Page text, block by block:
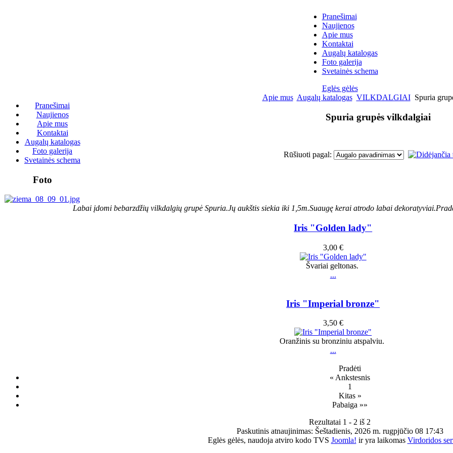
Pranešimai
Naujienos
Apie mus
Kontaktai
Augalų katalogas
Foto galerija
Svetainės schema
Eglės gėlės
Pranešimai
Naujienos
Apie mus
Kontaktai
Augalų katalogas
Foto galerija
Svetainės schema
Foto
Apie mus Augalų katalogas VILKDALGIAI Spuria
Spuria grupės vilkdalgiai
Labai įdomi bebarzdžių vilkdalgių grupė Spuria.Jų aukštis siekia iki 1,5m.Suaugę kerai atrodo labai
Rūšiuoti pagal:
Iris "Golden lady"
3,00 €
Švariai geltonas.
...
Iris "Imperial bronze"
3,50 €
Oranžinis su bronziniu atspalviu.
...
Pradėti
« Ankstesnis
1
Kitas »
Pabaiga »»
Rezultatai 1 - 2 iš 2
Paskutinis atnaujinimas: Šeštadienis, 2026 m. rugpjūčio 08 17:43
Eglės gėlės, naudoja atviro kodo TVS Joomla! ir yra laikomas Virdoridos